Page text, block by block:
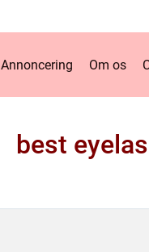
Annoncering Om os
best